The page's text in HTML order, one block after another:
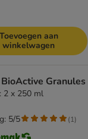
Toevoegen aan
winkelwagen
Granules
2 x 250 ml
5/5 (1)